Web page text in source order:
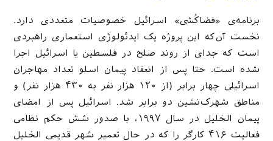
برنامه‌ی «فضاکُشی» اسرائیل خصوصیات متعددی دارد.
نخست آن‌که این پروژه یک ایدئولوژی استعماری راهبردی
است که جدای از روند صلح در فلسطین یا اسرائیل اجرا
شده است. حتا پس از انعقاد پیمان اسلو تعداد مهاجران
اسرائیلی چهار برابر (از ۱۲۰ هزار نفر به ۴۳۰ هزار نفر) و
مناطق شهرک‌نشین دو برابر شد. اسرائیل پس از امضای
پیمان الخلیل در سال ۱۹۹۷، با صدور شش حکم نظامی
فعالیت ۴۱۶ کارگر را که در حال تعمیر شهر قدیمی الخلیل